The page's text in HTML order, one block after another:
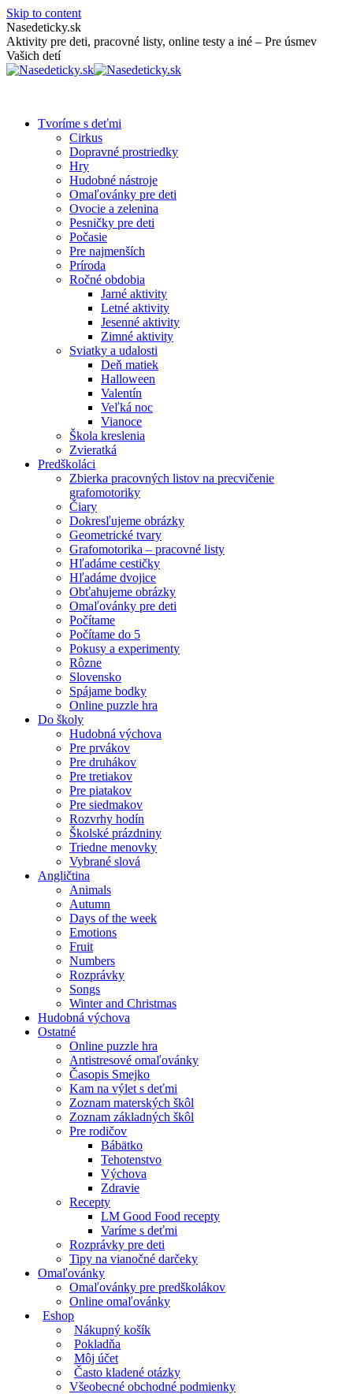
Skip to content
Nasedeticky.sk
Aktivity pre deti, pracovné listy, online testy a iné – Pre úsmev
Vašich detí
Tvoríme s deťmi
Cirkus
Dopravné prostriedky
Hry
Hudobné nástroje
Omaľovánky pre deti
Ovocie a zelenina
Pesničky pre deti
Počasie
Pre najmenších
Príroda
Ročné obdobia
Jarné aktivity
Letné aktivity
Jesenné aktivity
Zimné aktivity
Sviatky a udalosti
Deň matiek
Halloween
Valentín
Veľká noc
Vianoce
Škola kreslenia
Zvieratká
Predškoláci
Zbierka pracovných listov na precvičenie
grafomotoriky
Čiary
Dokresľujeme obrázky
Geometrické tvary
Grafomotorika – pracovné listy
Hľadáme cestičky
Hľadáme dvojice
Obťahujeme obrázky
Omaľovánky pre deti
Počítame
Počítame do 5
Pokusy a experimenty
Rôzne
Slovensko
Spájame bodky
Online puzzle hra
Do školy
Hudobná výchova
Pre prvákov
Pre druhákov
Pre tretiakov
Pre piatakov
Pre siedmakov
Rozvrhy hodín
Školské prázdniny
Triedne menovky
Vybrané slová
Angličtina
Animals
Autumn
Days of the week
Emotions
Fruit
Numbers
Rozprávky
Songs
Winter and Christmas
Hudobná výchova
Ostatné
Online puzzle hra
Antistresové omaľovánky
Časopis Smejko
Kam na výlet s deťmi
Zoznam materských škôl
Zoznam základných škôl
Pre rodičov
Bábätko
Tehotenstvo
Výchova
Zdravie
Recepty
LM Good Food recepty
Varíme s deťmi
Rozprávky pre deti
Tipy na vianočné darčeky
Omaľovánky
Omaľovánky pre predškolákov
Online omaľovánky
Eshop
Nákupný košík
Pokladňa
Môj účet
Často kladené otázky
Všeobecné obchodné podmienky